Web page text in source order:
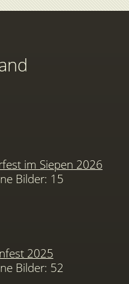
im Siepen 2026
Bilder: 15
2025
Bilder: 52